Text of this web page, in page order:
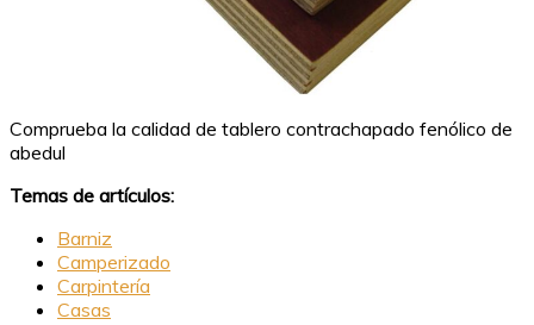
Comprueba la calidad de tablero contrachapado fenólico de
abedul
Temas de artículos:
Barniz
Camperizado
Carpintería
Casas